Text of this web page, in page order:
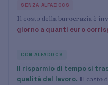
Il costo della burocrazia è
giorno a quanti euro
Il risparmio di tempo si
qualità del lavoro. Il costo